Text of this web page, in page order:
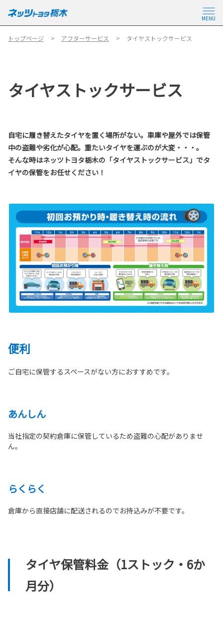
MENU
トップページ アフターサービス タイヤストックサービス
タイヤストックサービス
自宅に履き替えたタイヤを置く場所がない。車庫や屋外では保管
中の盗難や劣化が心配。重たいタイヤを運ぶのが大変・・・。
そんな時はネッツトヨタ栃木の「タイヤストックサービス」でタ
イヤの保管をお任せください！
便利
ご自宅に保管するスペースがない方におすすめです。
あんしん
当社指定の契約倉庫に保管しているため盗難の心配がありませ
ん。
らくらく
倉庫から直接店舗に配送されるのでお持込みが不要です。
タイヤ保管料金（1ストック・6か
月分）